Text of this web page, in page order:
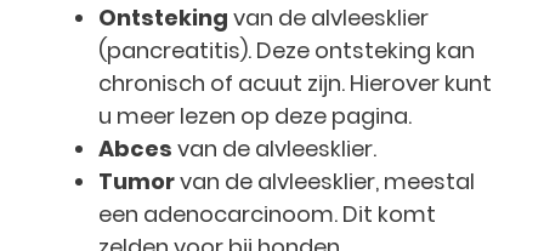
Ontsteking van de alvleesklier
(pancreatitis). Deze ontsteking kan
chronisch of acuut zijn. Hierover kunt
u meer lezen op deze pagina.
Abces van de alvleesklier.
Tumorvan de alvleesklier, meestal
een adenocarcinoom. Dit komt